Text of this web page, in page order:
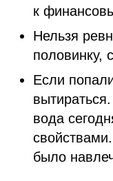
к
Нельзя
половинку,
Если
вода
было